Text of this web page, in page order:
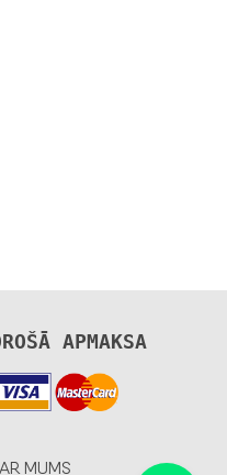
APMAKSA
MUMS